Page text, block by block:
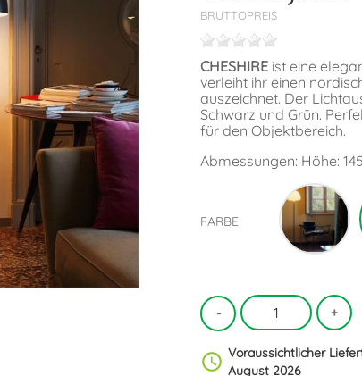
BRUTTOPREIS
CHESHIRE ist eine
verleiht ihr einen
auszeichnet. Der
Schwarz und Grün.
für den Objektbereich.
Abmessungen: Höhe:
FARBE
schedule Voraussichtlicher
August 2026